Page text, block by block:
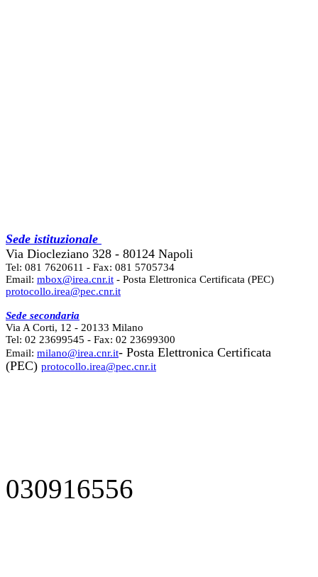
Sede istituzionale
Via Diocleziano 328 - 80124 Napoli
Tel: 081 7620611 - Fax: 081 5705734
Email: mbox@irea.cnr.it - Posta Elettronica Certificata (PEC)
protocollo.irea@pec.cnr.it
Sede secondaria
Via A Corti, 12 - 20133 Milano
Tel: 02 23699545 - Fax: 02 23699300
Email: milano@irea.cnr.it- Posta Elettronica Certificata
(PEC) protocollo.irea@pec.cnr.it
030916556